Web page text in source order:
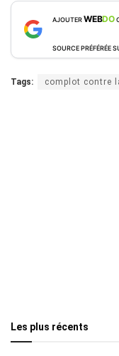
AJOUTERWEBDO
SOURCE PRÉFÉRÉE
Tags: complot contre
Les plus récents